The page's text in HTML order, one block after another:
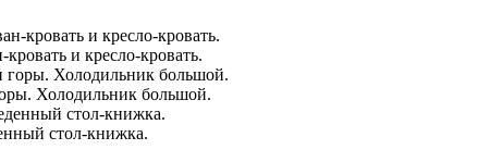
и кресло-кровать.
Холодильник большой.
стол-книжка.